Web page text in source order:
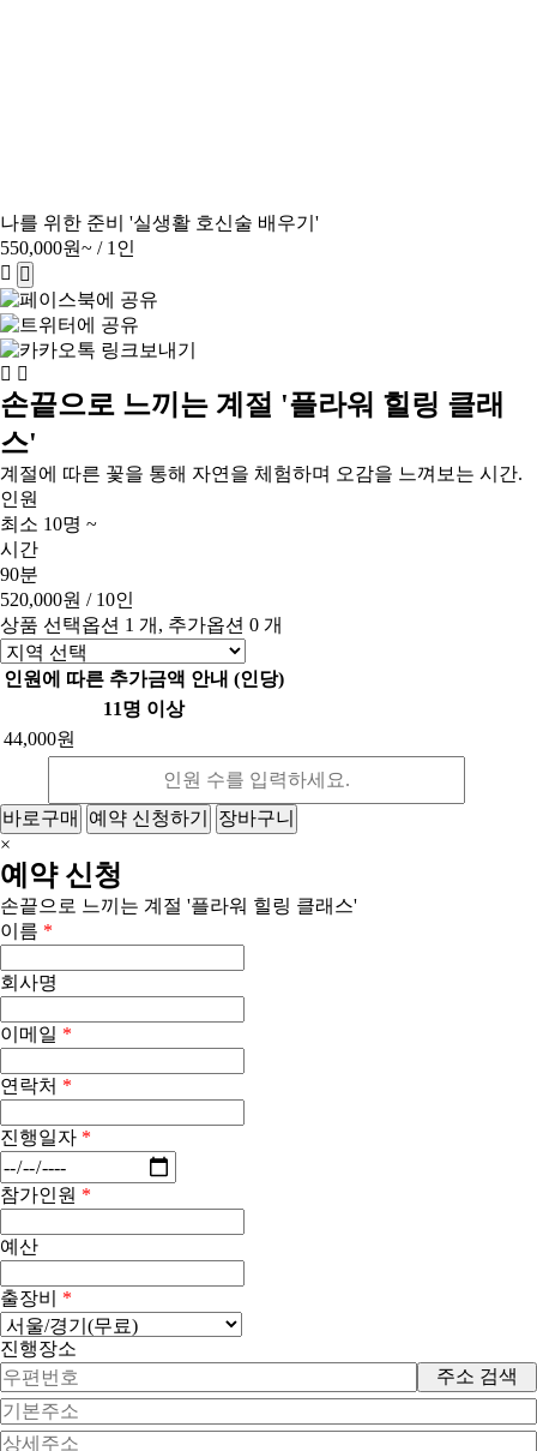
나를 위한 준비 '실생활 호신술 배우기'
550,000원~ / 1인
손끝으로 느끼는 계절 '플라워 힐링 클래
스'
계절에 따른 꽃을 통해 자연을 체험하며 오감을 느껴보는 시간.
인원
최소 10명 ~
시간
90분
520,000원 / 10인
상품 선택옵션 1 개, 추가옵션 0 개
인원에 따른 추가금액 안내 (인당)
11명 이상
44,000원
바로구매 예약 신청하기
장바구니
×
예약 신청
손끝으로 느끼는 계절 '플라워 힐링 클래스'
이름 *
회사명
이메일 *
연락처 *
진행일자 *
참가인원 *
예산
출장비 *
진행장소
주소 검색